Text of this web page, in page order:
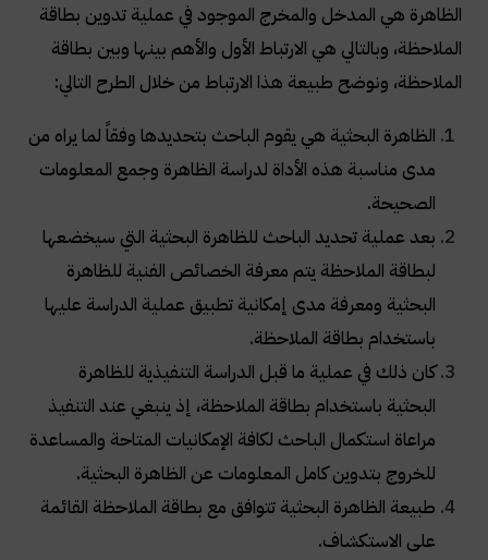
الظاهرة هي المدخل والمخرج الموجود في عملية تدوين بطاقة
الملاحظة، وبالتالي هي الارتباط الأول والأهم بينها وبين بطاقة
الملاحظة، ونوضح طبيعة هذا الارتباط من خلال الطرح التالي:
الظاهرة البحثية هي يقوم الباحث بتحديدها وفقاً لما يراه من
مدى مناسبة هذه الأداة لدراسة الظاهرة وجمع المعلومات
الصحيحة.
بعد عملية تحديد الباحث للظاهرة البحثية التي سيخضعها
لبطاقة الملاحظة يتم معرفة الخصائص الفنية للظاهرة
البحثية ومعرفة مدى إمكانية تطبيق عملية الدراسة عليها
باستخدام بطاقة الملاحظة.
كان ذلك في عملية ما قبل الدراسة التنفيذية للظاهرة
البحثية باستخدام بطاقة الملاحظة، إذ ينبغي عند التنفيذ
مراعاة استكمال الباحث لكافة الإمكانيات المتاحة والمساعدة
للخروج بتدوين كامل المعلومات عن الظاهرة البحثية.
طبيعة الظاهرة البحثية تتوافق مع بطاقة الملاحظة القائمة
على الاستكشاف.